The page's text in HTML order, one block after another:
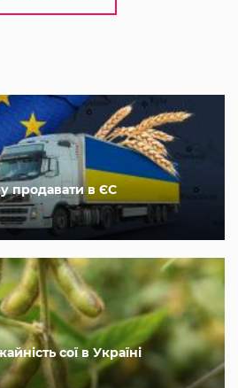
продавати в ЄС
сої в Україні